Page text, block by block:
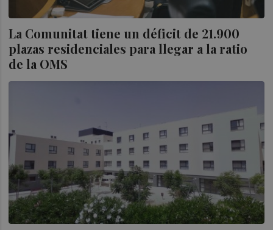
La Comunitat tiene un déficit de 21.900
plazas residenciales para llegar a la ratio
de la OMS